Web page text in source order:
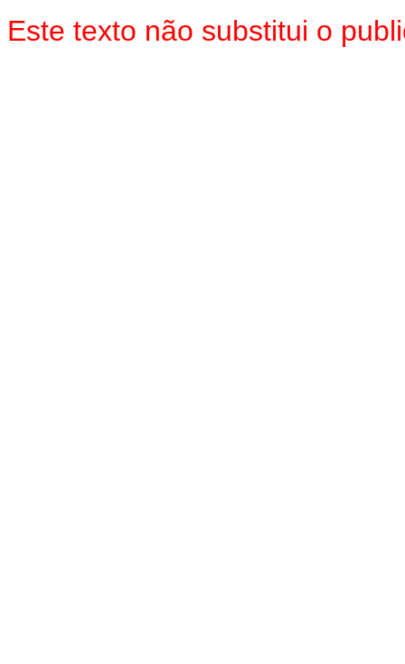
Este texto não substitui o